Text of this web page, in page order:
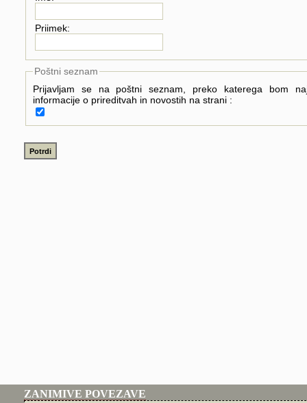
Priimek:
Poštni seznam
Prijavljam se na poštni seznam, preko katerega bom
informacije o prireditvah in novostih na strani :
ZANIMIVE POVEZAVE